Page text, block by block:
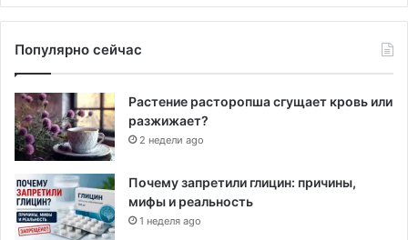
Популярно сейчас
Растение расторопша сгущает кровь или
разжижает?
2 недели ago
Почему запретили глицин: причины,
мифы и реальность
1 неделя ago